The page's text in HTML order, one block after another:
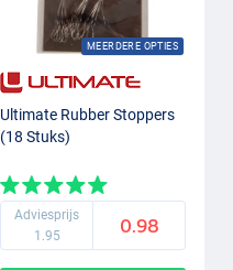
MEERDERE OPTIES
Ultimate Rubber Stoppers
(18 Stuks)
Adviesprijs
1.95
0.98